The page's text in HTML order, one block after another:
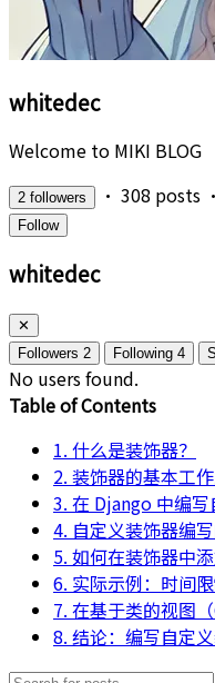
whitedec
Welcome to MIKI BLOG
2 followers • 308 posts •
Follow
whitedec
✕
Followers 2 Following 4
No users found.
Table of Contents
1. 什么是装饰器？
2. 装饰器的基本工
3. 在 Django 中编
4. 自定义装饰器编
5. 如何在装饰器中添
6. 实际示例：时间
7. 在基于类的视图
8. 结论：编写自定